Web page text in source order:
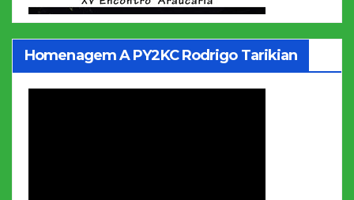
Homenagem A PY2KC Rodrigo Tarikian